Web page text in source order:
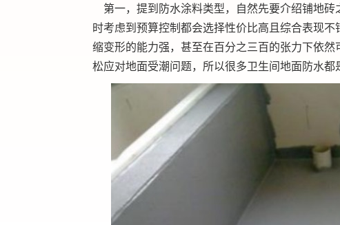
第一，提到防水涂料类型，自然先要介绍铺地砖
时考虑到预算控制都会选择性价比高且综合表现
缩变形的能力强，甚至在百分之三百的张力下依
松应对地面受潮问题，所以很多卫生间地面防水都